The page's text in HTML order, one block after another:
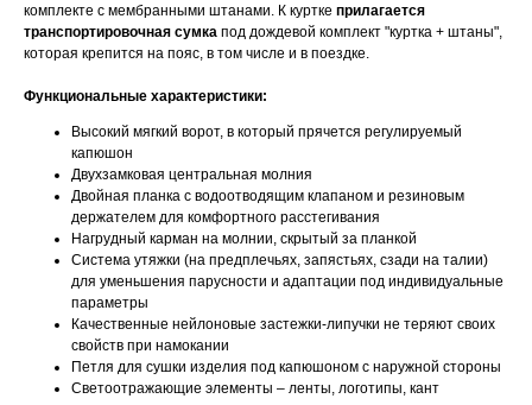
комплекте с мембранными штанами. К куртке прилагается
транспортировочная сумка под дождевой комплект "куртка + штаны",
которая крепится на пояс, в том числе и в поездке.
Функциональные характеристики:
Высокий мягкий ворот, в который прячется регулируемый
капюшон
Двухзамковая центральная молния
Двойная планка с водоотводящим клапаном и резиновым
держателем для комфортного расстегивания
Нагрудный карман на молнии, скрытый за планкой
Система утяжки (на предплечьях, запястьях, сзади на талии)
для уменьшения парусности и адаптации под индивидуальные
параметры
Качественные нейлоновые застежки-липучки не теряют своих
свойств при намокании
Петля для сушки изделия под капюшоном с наружной стороны
Светоотражающие элементы – ленты, логотипы, кант